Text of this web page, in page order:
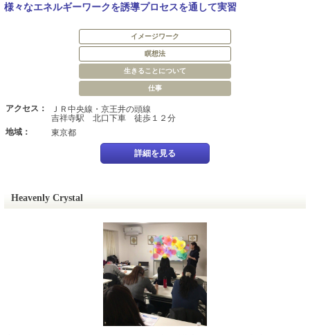
様々なエネルギーワークを誘導プロセスを通して実習
イメージワーク
瞑想法
生きることについて
仕事
アクセス：
ＪＲ中央線・京王井の頭線
吉祥寺駅 北口下車 徒歩１２分
地域：
東京都
詳細を見る
Heavenly Crystal